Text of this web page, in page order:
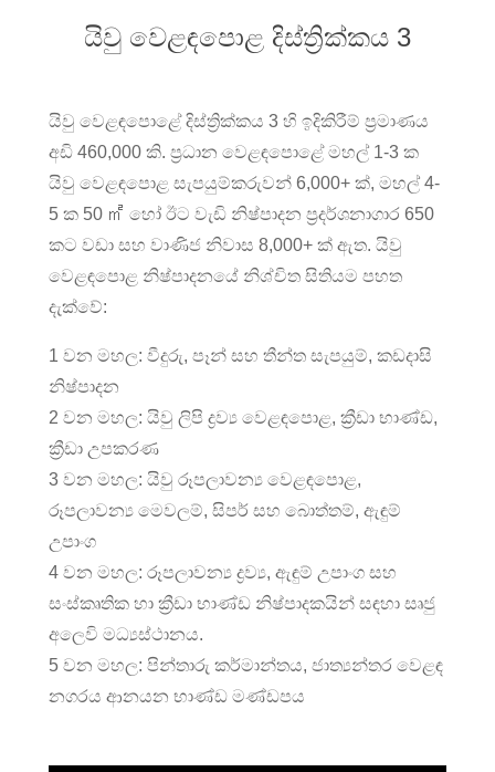
යිවු වෙළඳපොළ දිස්ත්‍රික්කය 3
යිවු වෙළඳපොළේ දිස්ත්‍රික්කය 3 හි ඉදිකිරීම් ප්‍රමාණය
අඩි 460,000 කි. ප්‍රධාන වෙළඳපොළේ මහල් 1-3 ක
යිවු වෙළඳපොළ සැපයුම්කරුවන් 6,000+ ක්, මහල් 4-
5 ක 50 ㎡ හෝ ඊට වැඩි නිෂ්පාදන ප්‍රදර්ශනාගාර 650
කට වඩා සහ වාණිජ නිවාස 8,000+ ක් ඇත. යිවු
වෙළඳපොළ නිෂ්පාදනයේ නිශ්චිත සිතියම පහත
දැක්වේ:
1 වන මහල: වීදුරු, පෑන් සහ තීන්ත සැපයුම්, කඩදාසි
නිෂ්පාදන
2 වන මහල: යිවු ලිපි ද්‍රව්‍ය වෙළඳපොළ, ක්‍රීඩා භාණ්ඩ,
ක්‍රීඩා උපකරණ
3 වන මහල: යිවු රූපලාවන්‍ය වෙළඳපොළ,
රූපලාවන්‍ය මෙවලම්, සිපර් සහ බොත්තම්, ඇඳුම්
උපාංග
4 වන මහල: රූපලාවන්‍ය ද්‍රව්‍ය, ඇඳුම් උපාංග සහ
සංස්කෘතික හා ක්‍රීඩා භාණ්ඩ නිෂ්පාදකයින් සඳහා සෘජු
අලෙවි මධ්‍යස්ථානය.
5 වන මහල: පින්තාරු කර්මාන්තය, ජාත්‍යන්තර වෙළඳ
නගරය ආනයන භාණ්ඩ මණ්ඩපය